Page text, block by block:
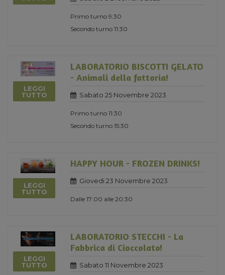
Primo turno 9:30
Secondo turno 11:30
LEGGI
TUTTO
LABORATORIO BISCOTTI GELATO
- Animali della fattoria!
Sabato 25 Novembre 2023
Primo turno 11:30
Secondo turno 15:30
LEGGI
TUTTO
HAPPY HOUR - FROZEN DRINKS!
Giovedi 23 Novembre 2023
Dalle 17:00 alle 20:30
LEGGI
TUTTO
LABORATORIO STECCHI - La
Fabbrica di Cioccolato!
Sabato 11 Novembre 2023